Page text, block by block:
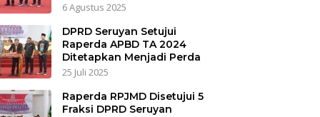
6 Agustus 2025
DPRD Seruyan Setujui
Raperda APBD TA 2024
Ditetapkan Menjadi Perda
25 Juli 2025
Raperda RPJMD Disetujui 5
Fraksi DPRD Seruyan